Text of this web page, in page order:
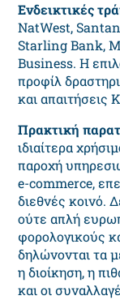
Ενδεικτικές
NatWest,
Starling Bank,
Business. Η
προφίλ
και απαιτήσεις
Πρακτική
ιδιαίτερα
παροχή
e-commerce,
διεθνές κοινό.
ούτε απλή
φορολογικούς
δηλώνονται τα
η διοίκηση, η
και οι